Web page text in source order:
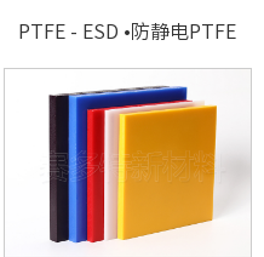
PTFE - ESD •防静电PTFE